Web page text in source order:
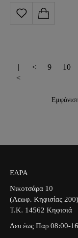
|
<
< 9 10
ΕΔΡΑ
Νικοτσάρα 10
(Λεωφ. Κηφισίας 200)
Τ.Κ. 14562 Κηφισιά
Δευ έως Παρ 08:00-